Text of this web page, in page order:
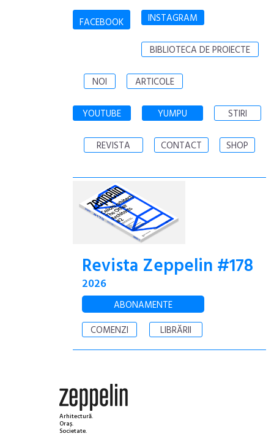
FACEBOOK INSTAGRAM
BIBLIOTECA DE PROIECTE
NOI ARTICOLE
YOUTUBE YUMPU STIRI
REVISTA CONTACT SHOP
Revista Zeppelin #178
2026
ABONAMENTE
COMENZI
LIBRĂRII
Arhitectură.
Oraș.
Societate.